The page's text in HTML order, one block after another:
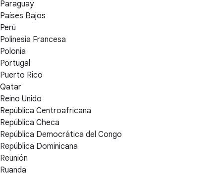
Paraguay
Países Bajos
Perú
Polinesia Francesa
Polonia
Portugal
Puerto Rico
Qatar
Reino Unido
República Centroafricana
República Checa
República Democrática del Congo
República Dominicana
Reunión
Ruanda